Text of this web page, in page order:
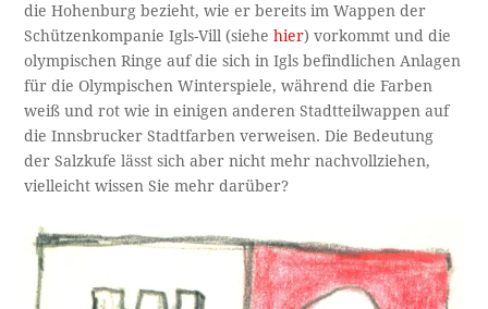
die Hohenburg bezieht, wie er bereits im Wappen der
Schützenkompanie Igls-Vill (siehehier) vorkommt und die
olympischen Ringe auf die sich in Igls befindlichen Anlagen
für die Olympischen Winterspiele, während die Farben
weiß und rot wie in einigen anderen Stadtteilwappen auf
die Innsbrucker Stadtfarben verweisen. Die Bedeutung
der Salzkufe lässt sich aber nicht mehr nachvollziehen,
vielleicht wissen Sie mehr darüber?